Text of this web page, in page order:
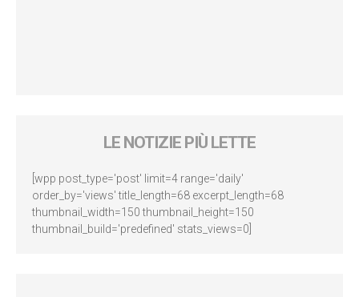
LE NOTIZIE PIÙ LETTE
[wpp post_type='post' limit=4 range='daily'
order_by='views' title_length=68 excerpt_length=68
thumbnail_width=150 thumbnail_height=150
thumbnail_build='predefined' stats_views=0]